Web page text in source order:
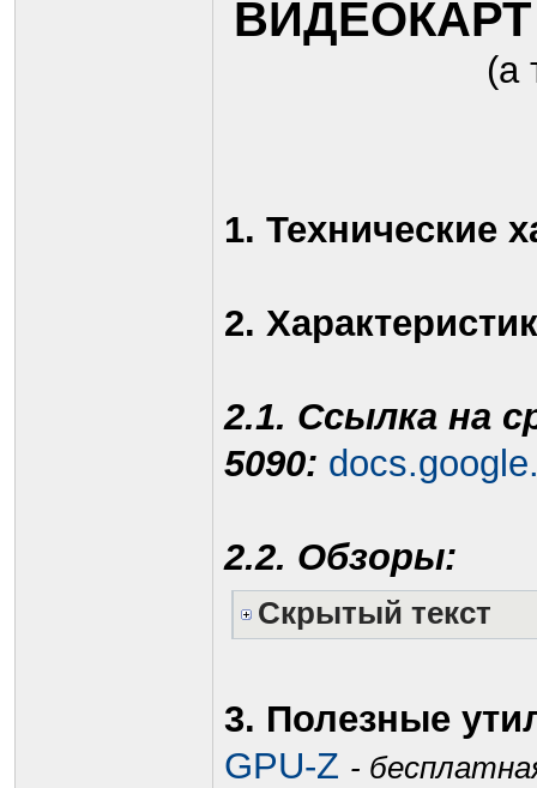
(а
1. Технические
2.
2.1. Ссылка на
5090:
2.2. Обзоры:
Скрытый текст
3. Полезные
GPU-Z -